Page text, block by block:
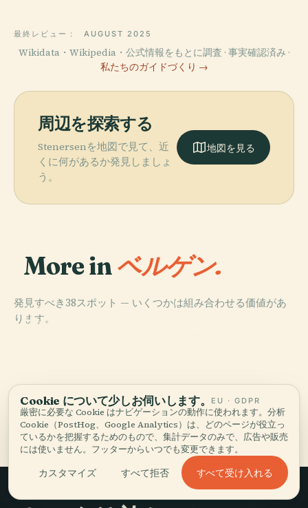
最終レビュー： AUGUST 2025
Wikidata・Wikipedia・公式情報をもとに調査 · 事実確認済み ·
私たちのガイドづくり →
周辺を探索する
Stenersenを地図で見て、近
くに何があるか発見しましょ
う。
地図を見る
More inベルゲン.
発見すべき38スポット — いくつかは組み合わせる価値があ
ります。
PLACE
セントメアリー
PLACE
PLACE
ベルゲンの全38 スポット
Cookie について少しお伺いします。 EU · GDPR
厳密に必要な Cookie はナビゲーションの動作に使われます。分析
Cookie（PostHog、Google Analytics）は、どのページが役立っ
ているかを把握するためのもので、集計データのみで、広告や販売
には使いません。フッターからいつでも変更できます。
カスタマイズ すべて拒否 すべて受け入れる